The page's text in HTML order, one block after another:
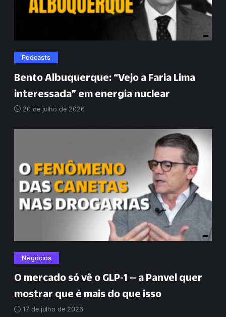
Podcasts
Bento Albuquerque: “Vejo a Faria Lima
interessada” em energia nuclear
20 de julho de 2026
Negócios
O mercado só vê o GLP-1 – a Panvel quer
mostrar que é mais do que isso
17 de julho de 2026